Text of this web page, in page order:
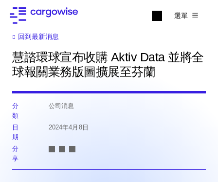
選單
回到最新消息
慧諮環球宣布收購 Aktiv Data 並將全
球報關業務版圖擴展至芬蘭
分
類
公司消息
日
期
2024年4月8日
分
享